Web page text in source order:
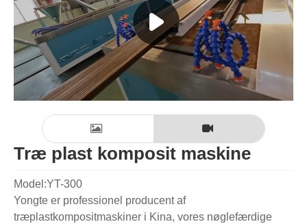
Træ plast komposit maskine
Model:YT-300
Yongte er professionel producent af
træplastkompositmaskiner i Kina, vores nøglefærdige